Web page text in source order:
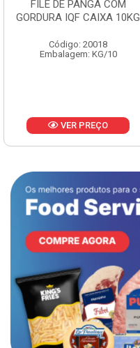
FILE DE PANGA SEMI
APARADO PACOTE 1KG
Código: 20019
Embalagem: KG/10
VER PREÇO